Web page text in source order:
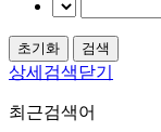
상세검색닫기
최근검색어